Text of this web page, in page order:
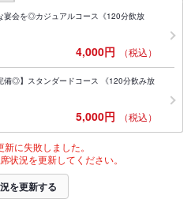
宴会を◎カジュアルコース《120分飲放
4,000円 （税込）
備◎】スタンダードコース 《120分飲み放
5,000円 （税込）
に失敗しました。
状況を更新してください。
を更新する